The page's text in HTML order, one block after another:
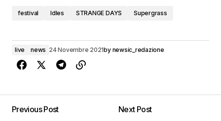
festival Idles STRANGE DAYS Supergrass
live news 24 Novembre 2021by newsic_redazione
Previous Post
Next Post